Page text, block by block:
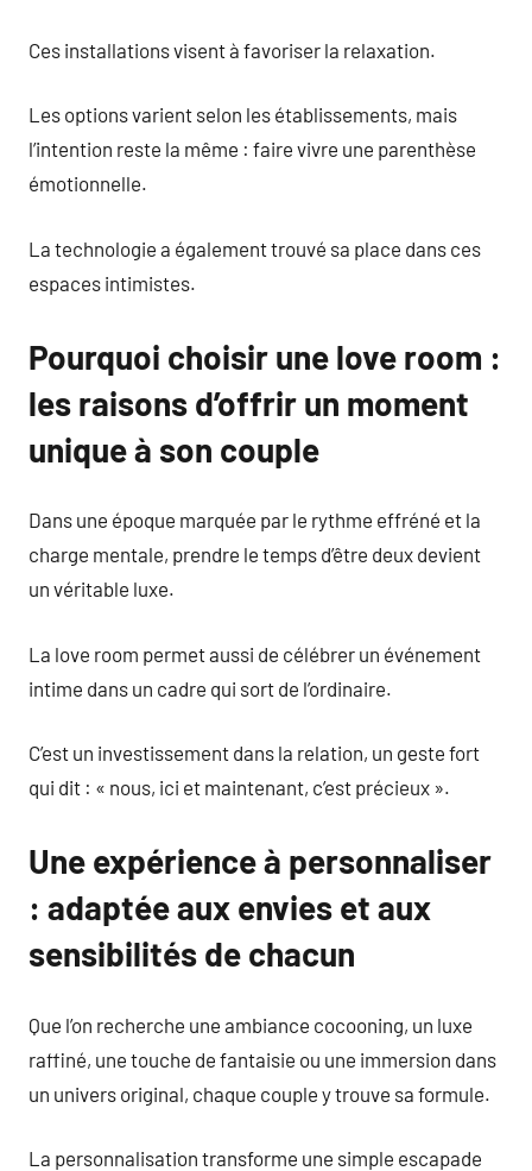
Ces installations visent à favoriser la relaxation.
Les options varient selon les établissements, mais
l’intention reste la même : faire vivre une parenthèse
émotionnelle.
La technologie a également trouvé sa place dans ces
espaces intimistes.
Pourquoi choisir une love room :
les raisons d’offrir un moment
unique à son couple
Dans une époque marquée par le rythme effréné et la
charge mentale, prendre le temps d’être deux devient
un véritable luxe.
La love room permet aussi de célébrer un événement
intime dans un cadre qui sort de l’ordinaire.
C’est un investissement dans la relation, un geste fort
qui dit : « nous, ici et maintenant, c’est précieux ».
Une expérience à personnaliser
: adaptée aux envies et aux
sensibilités de chacun
Que l’on recherche une ambiance cocooning, un luxe
raffiné, une touche de fantaisie ou une immersion dans
un univers original, chaque couple y trouve sa formule.
La personnalisation transforme une simple escapade